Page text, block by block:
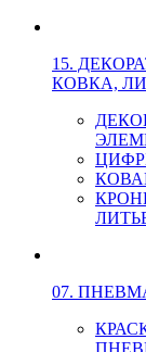
15.
КОВКА,
ЦИФРЫ
07.